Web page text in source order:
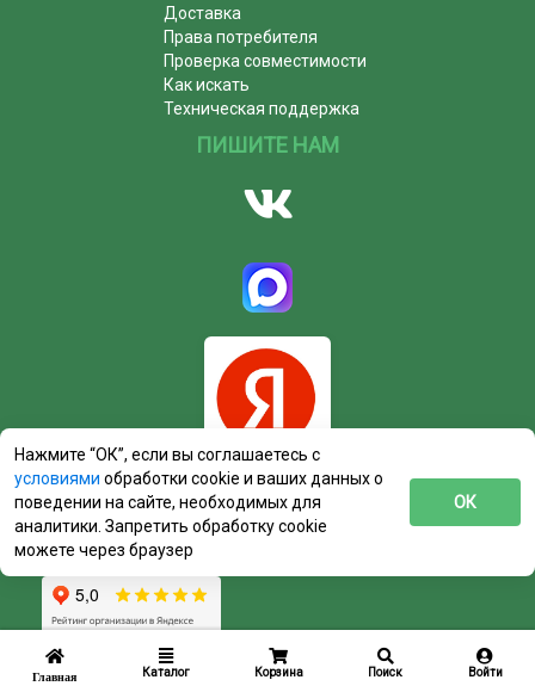
Главная Каталог Корзина Поиск Войти
Доставка
Права потребителя
Проверка совместимости
Как искать
Техническая поддержка
ПИШИТЕ НАМ
Нажмите “ОК”, если вы соглашаетесь с
условиями обработки cookie и ваших данных о
поведении на сайте, необходимых для
аналитики. Запретить обработку cookie
можете через браузер
ОК